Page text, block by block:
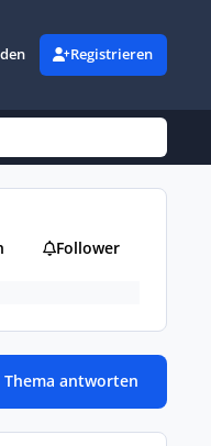
Registrieren
Follower
Thema antworten